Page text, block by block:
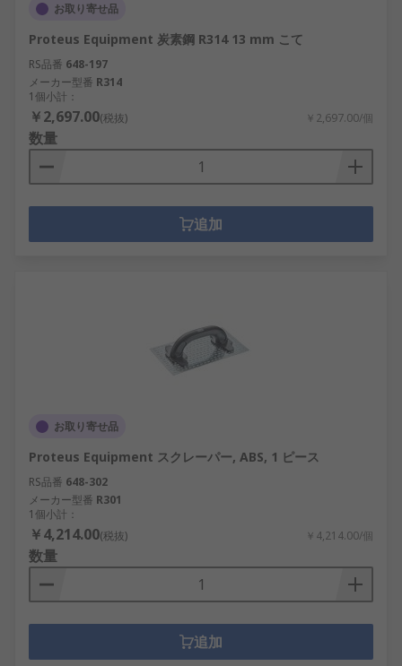
お取り寄せ品
Proteus Equipment 炭素鋼 R314 13 mm こて
RS品番 648-197
メーカー型番 R314
1個小計：
￥2,697.00(税抜) ￥2,697.00/個
数量
追加
お取り寄せ品
Proteus Equipment スクレーパー, ABS, 1 ピース
RS品番 648-302
メーカー型番 R301
1個小計：
￥4,214.00(税抜) ￥4,214.00/個
数量
追加